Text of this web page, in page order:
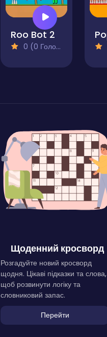
Roo Bot 2
0 (0 Голосів)
Щоденний кросворд
Розгадуйте новий кросворд
щодня. Цікаві підказки та слова,
щоб розвинути логіку та
словниковий запас.
Перейти